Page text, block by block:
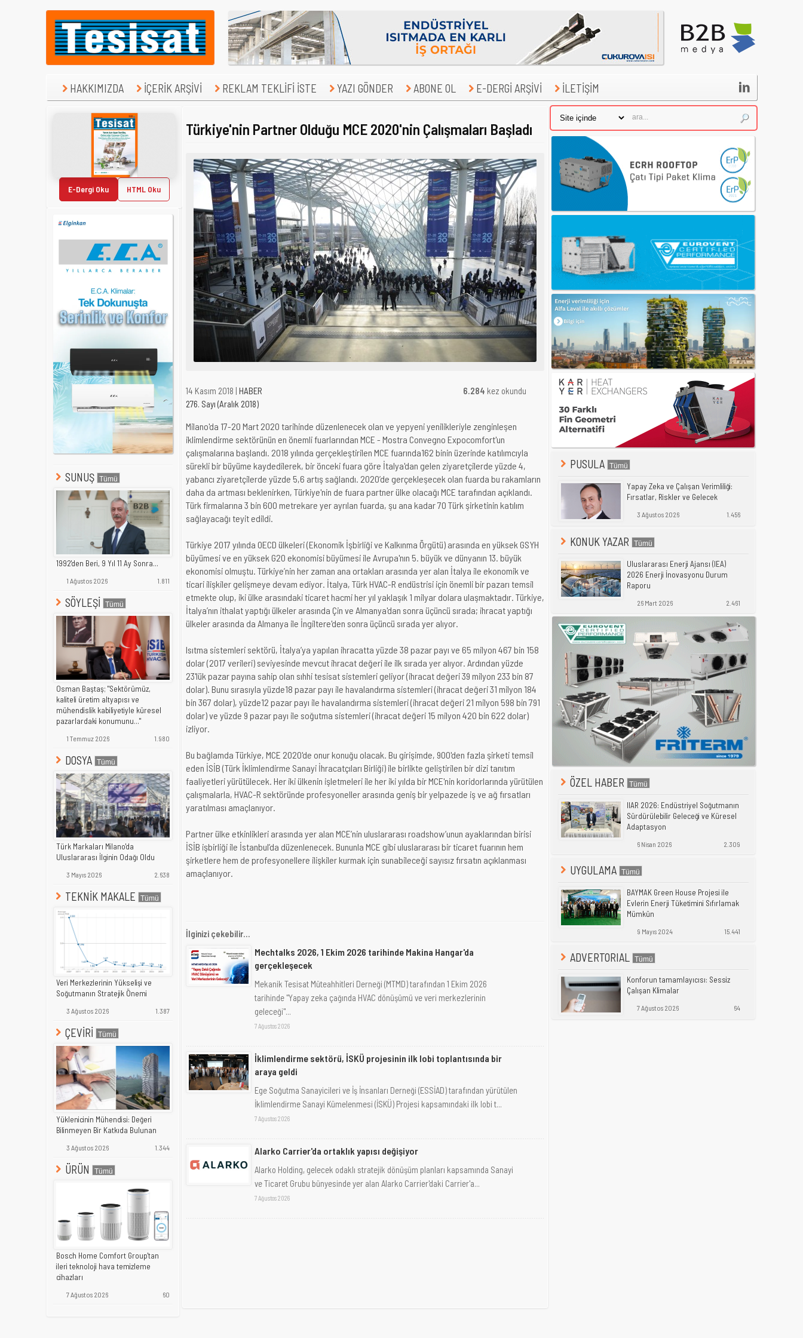
HAKKIMIZDA İÇERİK ARŞİVİ REKLAM TEKLİFİ İSTE YAZI GÖNDER ABONE OL E-DERGİ ARŞİVİ İLETİŞİM 
E-Dergi Oku HTML Oku
SUNUŞ
1992'den Beri, 9 Yıl 11 Ay Sonra...
1 Ağustos 2026 1.811
SÖYLEŞİ
Osman Baştaş; "Sektörümüz,
kaliteli üretim altyapısı ve
mühendislik kabiliyetiyle küresel
pazarlardaki konumunu..."
1 Temmuz 2026 1.980
DOSYA
Türk Markaları Milano'da
Uluslararası İlginin Odağı Oldu
3 Mayıs 2026 2.638
TEKNİK MAKALE
Veri Merkezlerinin Yükselişi ve
Soğutmanın Stratejik Önemi
3 Ağustos 2026 1.387
ÇEVİRİ
Yüklenicinin Mühendisi: Değeri
Bilinmeyen Bir Katkıda Bulunan
3 Ağustos 2026 1.344
ÜRÜN
Bosch Home Comfort Group'tan
ileri teknoloji hava temizleme
cihazları
7 Ağustos 2026 60
Türkiye'nin Partner Olduğu MCE 2020'nin Çalışmaları Başladı
14 Kasım 2018 | HABER
276. Sayı (Aralık 2018)
6.284 kez okundu
Milano'da 17-20 Mart 2020 tarihinde düzenlenecek olan ve yepyeni yenilikleriyle zenginleşen
iklimlendirme sektörünün en önemli fuarlarından MCE - Mostra Convegno Expocomfort'un
çalışmalarına başlandı. 2018 yılında gerçekleştirilen MCE fuarında162 binin üzerinde katılımcıyla
sürekli bir büyüme kaydedilerek, bir önceki fuara göre İtalya'dan gelen ziyaretçilerde yüzde 4,
yabancı ziyaretçilerde yüzde 5,6 artış sağlandı. 2020’de gerçekleşecek olan fuarda bu rakamların
daha da artması beklenirken, Türkiye'nin de fuara partner ülke olacağı MCE tarafından açıklandı.
Türk firmalarına 3 bin 600 metrekare yer ayrılan fuarda, şu ana kadar 70 Türk şirketinin katılım
sağlayacağı teyit edildi.
Türkiye 2017 yılında OECD ülkeleri (Ekonomik İşbirliği ve Kalkınma Örgütü) arasında en yüksek GSYH
büyümesi ve en yüksek G20 ekonomisi büyümesi ile Avrupa'nın 5. büyük ve dünyanın 13. büyük
ekonomisi olmuştu. Türkiye’nin her zaman ana ortakları arasında yer alan İtalya ile ekonomik ve
ticari ilişkiler gelişmeye devam ediyor. İtalya, Türk HVAC-R endüstrisi için önemli bir pazarı temsil
etmekte olup, iki ülke arasındaki ticaret hacmi her yıl yaklaşık 1 milyar dolara ulaşmaktadır. Türkiye,
İtalya’nın ithalat yaptığı ülkeler arasında Çin ve Almanya'dan sonra üçüncü sırada; ihracat yaptığı
ülkeler arasında da Almanya ile İngiltere'den sonra üçüncü sırada yer alıyor.
Isıtma sistemleri sektörü, İtalya’ya yapılan ihracatta yüzde 38 pazar payı ve 65 milyon 467 bin 158
dolar (2017 verileri) seviyesinde mevcut ihracat değeri ile ilk sırada yer alıyor. Ardından yüzde
23'lük pazar payına sahip olan sıhhi tesisat sistemleri geliyor (ihracat değeri 39 milyon 233 bin 87
dolar). Bunu sırasıyla yüzde18 pazar payı ile havalandırma sistemleri (ihracat değeri 31 milyon 184
bin 367 dolar), yüzde12 pazar payı ile havalandırma sistemleri (ihracat değeri 21 milyon 598 bin 791
dolar) ve yüzde 9 pazar payı ile soğutma sistemleri (ihracat değeri 15 milyon 420 bin 622 dolar)
izliyor.
Bu bağlamda Türkiye, MCE 2020'de onur konuğu olacak. Bu girişimde, 900'den fazla şirketi temsil
eden İSİB (Türk İklimlendirme Sanayi İhracatçıları Birliği) ile birlikte geliştirilen bir dizi tanıtım
faaliyetleri yürütülecek. Her iki ülkenin işletmeleri ile her iki yılda bir MCE'nin koridorlarında yürütülen
çalışmalarla, HVAC-R sektöründe profesyoneller arasında geniş bir yelpazede iş ve ağ fırsatları
yaratılması amaçlanıyor.
Partner ülke etkinlikleri arasında yer alan MCE’nin uluslararası roadshow’unun ayaklarından birisi
İSİB işbirliği ile İstanbul’da düzenlenecek. Bununla MCE gibi uluslararası bir ticaret fuarının hem
şirketlere hem de profesyonellere ilişkiler kurmak için sunabileceği sayısız fırsatın açıklanması
amaçlanıyor.
İlginizi çekebilir...
Mechtalks 2026, 1 Ekim 2026 tarihinde Makina Hangar'da
gerçekleşecek
Mekanik Tesisat Müteahhitleri Derneği (MTMD) tarafından 1 Ekim 2026
tarihinde "Yapay zeka çağında HVAC dönüşümü ve veri merkezlerinin
geleceği"...
7 Ağustos 2026
İklimlendirme sektörü, İSKÜ projesinin ilk lobi toplantısında bir
araya geldi
Ege Soğutma Sanayicileri ve İş İnsanları Derneği (ESSİAD) tarafından yürütülen
İklimlendirme Sanayi Kümelenmesi (İSKÜ) Projesi kapsamındaki ilk lobi t...
7 Ağustos 2026
Alarko Carrier'da ortaklık yapısı değişiyor
Alarko Holding, gelecek odaklı stratejik dönüşüm planları kapsamında Sanayi
ve Ticaret Grubu bünyesinde yer alan Alarko Carrier'daki Carrier'a...
7 Ağustos 2026
PUSULA
Yapay Zeka ve Çalışan Verimliliği:
Fırsatlar, Riskler ve Gelecek
3 Ağustos 2026 1.456
KONUK YAZAR
Uluslararası Enerji Ajansı (IEA)
2026 Enerji İnovasyonu Durum
Raporu
26 Mart 2026 2.461
ÖZEL HABER
IIAR 2026: Endüstriyel Soğutmanın
Sürdürülebilir Geleceği ve Küresel
Adaptasyon
6 Nisan 2026 2.309
UYGULAMA
BAYMAK Green House Projesi ile
Evlerin Enerji Tüketimini Sıfırlamak
Mümkün
9 Mayıs 2024 15.441
ADVERTORIAL
Konforun tamamlayıcısı: Sessiz
Çalışan Klimalar
7 Ağustos 2026 64